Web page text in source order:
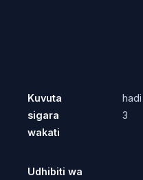
Kuvuta
sigara
wakati
3
Udhibiti wa